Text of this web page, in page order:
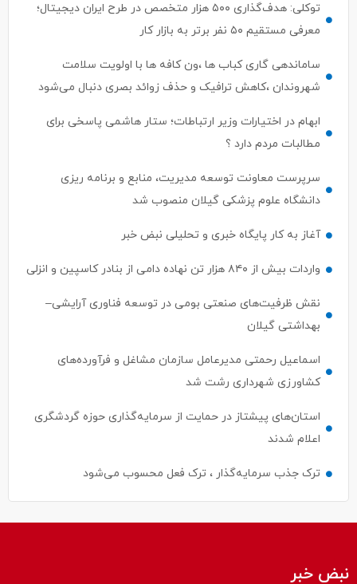
توکلی: هدف‌گذاری ۵۰۰ هزار متخصص در طرح ایران دیجیتال؛
معرفی مستقیم ۵۰ نفر برتر به بازار کار
ساماندهی گاری کباب ها ،ون کافه ها با اولویت سلامت
شهروندان ،کاهش ترافیک و حذف زوائد بصری دنبال می‌شود
ابهام در اختیارات وزیر ارتباطات؛ ستار هاشمی پاسخی برای
مطالبات مردم دارد ؟
سرپرست معاونت توسعه مدیریت، منابع و برنامه ریزی
دانشگاه علوم پزشکی گیلان منصوب شد
آغاز به کار پایگاه خبری و تحلیلی نبض خبر
واردات بیش از ۸۴۰ هزار تن نهاده دامی از بنادر كاسپین و انزلی
نقش ظرفیت‌های صنعتی بومی در توسعه فناوری آرایشی–
بهداشتی گیلان
اسماعیل رحمتی مدیرعامل سازمان مشاغل و فرآورده‌های
کشاورزی شهرداری رشت شد
استان‌های پیشتاز در حمایت از سرمایه‌گذاری حوزه گردشگری
اعلام شدند
ترک جذب سرمایه‌گذار ، ترک فعل محسوب می‌شود
نبض خبر